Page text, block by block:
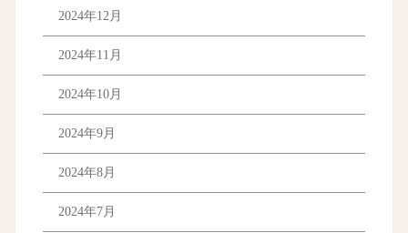
2024年12月
2024年11月
2024年10月
2024年9月
2024年8月
2024年7月